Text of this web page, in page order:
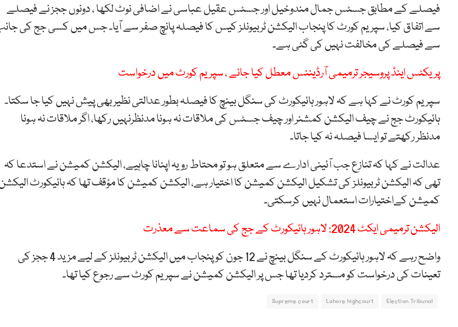
فیصلے کے مطابق جسٹس جمال مندوخیل اور جسٹس عقیل عباسی نے اضافی نوٹ لکھا ، دونوں ججز نے فیصلے
سے اتفاق کیا، سپریم کورٹ کا پنجاب الیکشن ٹربیونلز کیس کا فیصلہ پانچ صفر سے آیا۔ جس میں کسی جج کی
سے فیصلے کی مخالفت نہیں کی گئی ہے۔
پریکٹس اینڈ پروسیجر ترمیمی آرڈیننس معطل کیا جائے ، سپریم کورٹ میں درخواست
سپریم کورٹ نے کہا ہے کہ لاہور ہائیکورٹ کی سنگل بینچ کا فیصلہ بطور عدالتی نظیر بھی پیش نہیں کیا جا سکتا۔
ہائیکورٹ جج نے چیف الیکشن کمشنر اور چیف جسٹس کی ملاقات نہ ہونا مدنظرنہیں رکھا، اگر ملاقات نہ ہونا
مدنظر رکھتے تو ایسا فیصلہ نہ کیا جاتا۔
عدالت نے کہا کہ تنازع جب آئینی ادارے سے متعلق ہو تو محتاط رویہ اپنانا چاہیے، الیکشن کمیشن نے استدعا کہ
تھی کہ الیکشن ٹربیونلز کی تشکیل الیکشن کمیشن کا اختیار ہے، الیکشن کمیشن کا مؤقف تھا کہ ہائیکورٹ
کمیشن کےاختیارات استعمال نہیں کرسکتی۔
الیکشن ترمیمی ایکٹ 2024: لاہور ہائیکورٹ کے جج کی سماعت سے معذرت
واضح رہے کہ لاہور ہائیکورٹ کے سنگل بینچ نے 12 جون کو پنجاب میں الیکشن ٹربیونلز کے لیے مزید 4 ججز کی
تعینات کی درخواست کو مسترد کردیا تھا جس پر الیکشن کمیشن نے سپریم کورٹ سے رجوع کیا تھا۔
Election Tribunal
Lahore highcourt
Supreme court